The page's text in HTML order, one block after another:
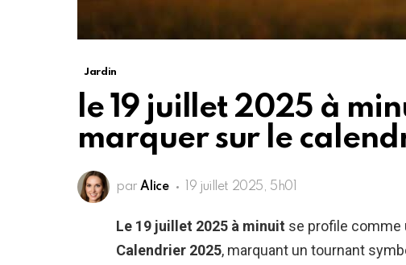
Jardin
le 19 juillet 2025 à
marquer sur le
par Alice 19 juillet 2025, 5h01
Le 19 juillet 2025 à minuit se profile comme
Calendrier 2025, marquant un tournant